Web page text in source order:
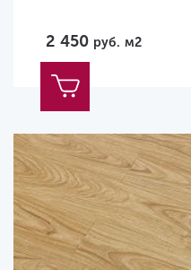
2 450 руб. м2